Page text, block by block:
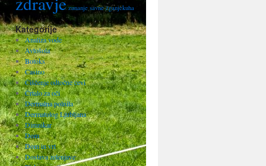
zunanje savne žganjekuha
Kategorije
Analiza vode
Avtošola
Botoks
Casino
Čiščenje odtočne cevi
Črtalo za oči
Dermalna polnila
Dermatolog Ljubljana
Dimnikar
Dom
Dom in vrt
Dostava zelenjave